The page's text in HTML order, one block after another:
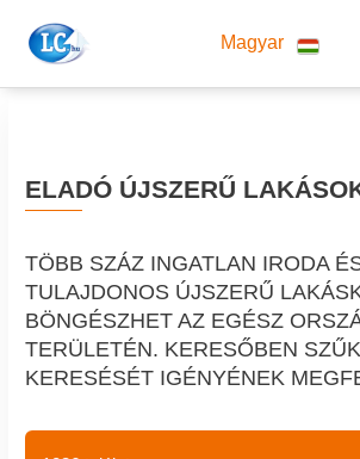
Magyar
ELADÓ ÚJSZERŰ
TÖBB SZÁZ INGATLAN IRODA
TULAJDONOS ÚJSZERŰ
BÖNGÉSZHET AZ EGÉSZ
TERÜLETÉN. KERESŐBEN
KERESÉSÉT IGÉNYÉNEK